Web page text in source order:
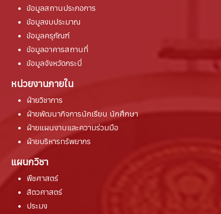
ข้อมูลสถานประกอการ
ข้อมูลงบประมาณ
ข้อมูลครุภัณฑ์
ข้อมูลอาคารสถานที่
ข้อมูลจังหวัดกระบี่
หน่วยงานภายใน
ฝ่ายวิชาการ
ฝ่ายพัฒนากิจการนักเรียน นักศึกษา
ฝ่ายแผนงานและความร่วมมือ
ฝ่ายบริหารทรัพยากร
แผนกวิชา
พืชศาสตร์
สัตวศาสตร์
ประมง